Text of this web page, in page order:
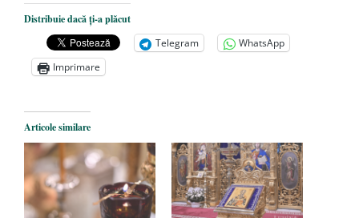
Dezvăluiri cutremurătoare despre
președintele Ucrainei, Volodymyr
Zelensky
- 13 mai 2026
Statul care servește Națiunea
Legea Vexler produce efecte. Bustul
poetului Octavian Goga, înlăturat din Iași
- 16 aprilie 2026
Distribuie dacă ți-a plăcut
Telegram
WhatsApp
Imprimare
Articole similare